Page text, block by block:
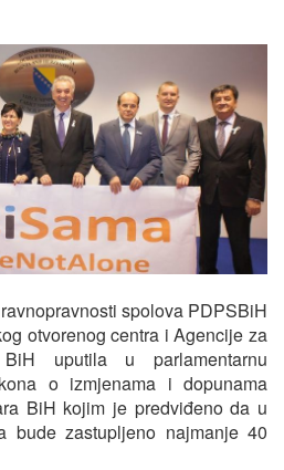
spolova PDPSBiH
otvorenog centra i Agencije za
BiH uputila u parlamentarnu
o izmjenama i dopunama
BiH kojim je predviđeno da u
bude zastupljeno najmanje 40